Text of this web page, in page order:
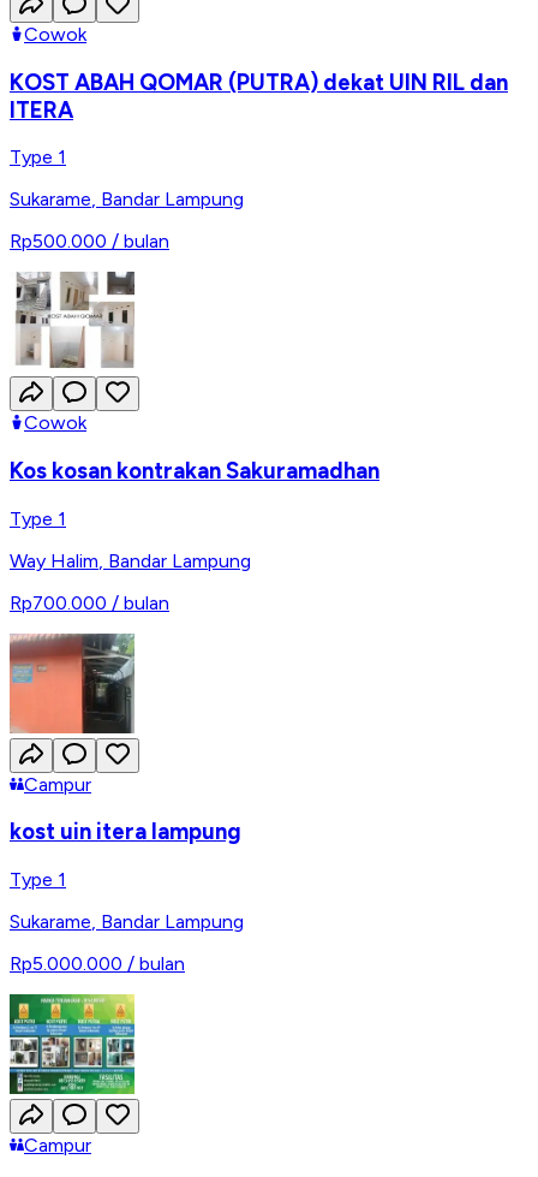
Cowok
KOST ABAH QOMAR (PUTRA) dekat UIN RIL dan
ITERA
Type 1
Sukarame, Bandar Lampung
Rp500.000 / bulan
Cowok
Kos kosan kontrakan Sakuramadhan
Type 1
Way Halim Bandar Lampung
Rp700.000 / bulan
Campur
kost uin itera lampung
Type 1
Sukarame, Bandar Lampung
Rp5.000.000 / bulan
Campur